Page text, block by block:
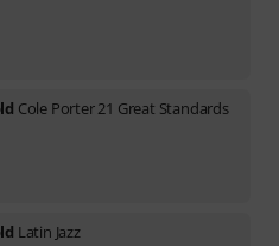
Cole Porter 21 Great Standards
Latin Jazz